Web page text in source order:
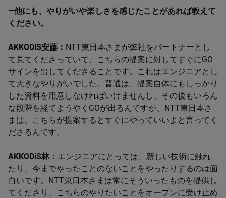
―他にも、やりがいや楽しさを感じたことがあれば教えて
ください。​
AKKODiS安藤： ​NTT​東日本さまが弊社をパートナーとし
て見てくださっていて、こちらの提案に対してすぐに​GO​
サインを出してくださることです。これはエンジニアとし
て大きなやりがいでした。普通は、提案自体にもしっかり
した資料を用意しなければいけませんし、その後もいろん
な段階を経てようやく​GO​が出るんですが、​NTT​東日本さ
まは、こちらが提案するとすぐにやっていいよと言ってく
ださるんです。​
AKKODiS林： エンジニアにとっては、新しい技術に触れ
たり、今までやったことのないことをやったりするのは面
白いです。NTT東日本さまは常にそういったものを提供し
てくださり、こちらのやりたいことをオープンに受け止め